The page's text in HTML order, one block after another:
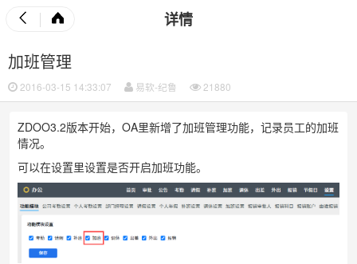
详情
加班管理
2016-03-15 14:33:07 易软-纪鲁 21880
ZDOO3.2版本开始，OA里新增了加班管理功能，记录员工的加班
情况。
可以在设置里设置是否开启加班功能。